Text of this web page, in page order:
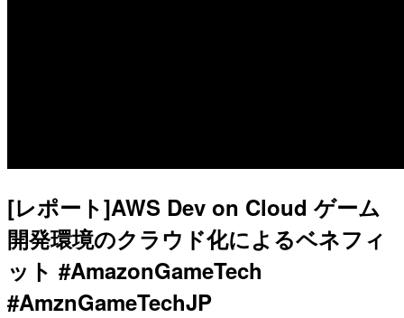
[レポート]AWS Dev on Cloud ゲーム
開発環境のクラウド化によるベネフィ
ット #AmazonGameTech
#AmznGameTechJP